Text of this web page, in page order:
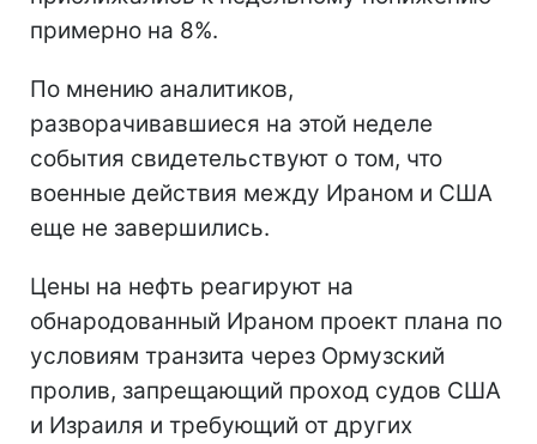
примерно на 8%.
По мнению аналитиков,
разворачивавшиеся на этой неделе
события свидетельствуют о том, что
военные действия между Ираном и США
еще не завершились.
Цены на нефть реагируют на
обнародованный Ираном проект плана по
условиям транзита через Ормузский
пролив, запрещающий проход судов США
и Израиля и требующий от других